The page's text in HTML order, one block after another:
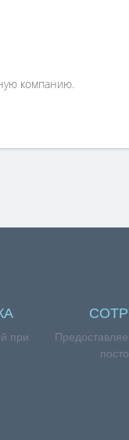
компанию.
при